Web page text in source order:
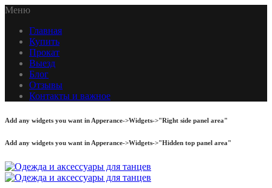
Меню
Главная
Купить
Прокат
Выезд
Блог
Отзывы
Контакты и важное
Add any widgets you want in Apperance->Widgets->"Right side panel area"
Add any widgets you want in Apperance->Widgets->"Hidden top panel area"